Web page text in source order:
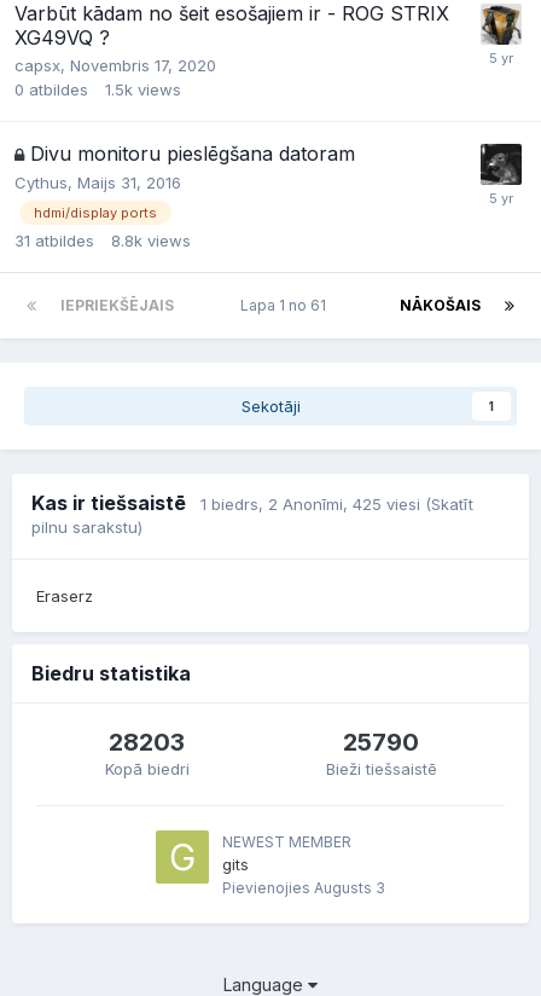
Varbūt kādam no šeit esošajiem ir - ROG STRIX
XG49VQ ?
capsx, Novembris 17, 2020
0 atbildes 1.5k views
Divu monitoru pieslēgšana datoram
Cythus, Maijs 31, 2016
hdmi/display ports
31 atbildes 8.8k views
IEPRIEKŠĒJAIS NĀKOŠAIS
Lapa 1 no 61
Sekotāji 1
Kas ir tiešsaistē 1 biedrs, 2 Anonīmi, 425 viesi (Skatīt
pilnu sarakstu)
Eraserz
Biedru statistika
28203
Kopā biedri
25790
Bieži tiešsaistē
NEWEST MEMBER
gits
Pievienojies Augusts 3
Language